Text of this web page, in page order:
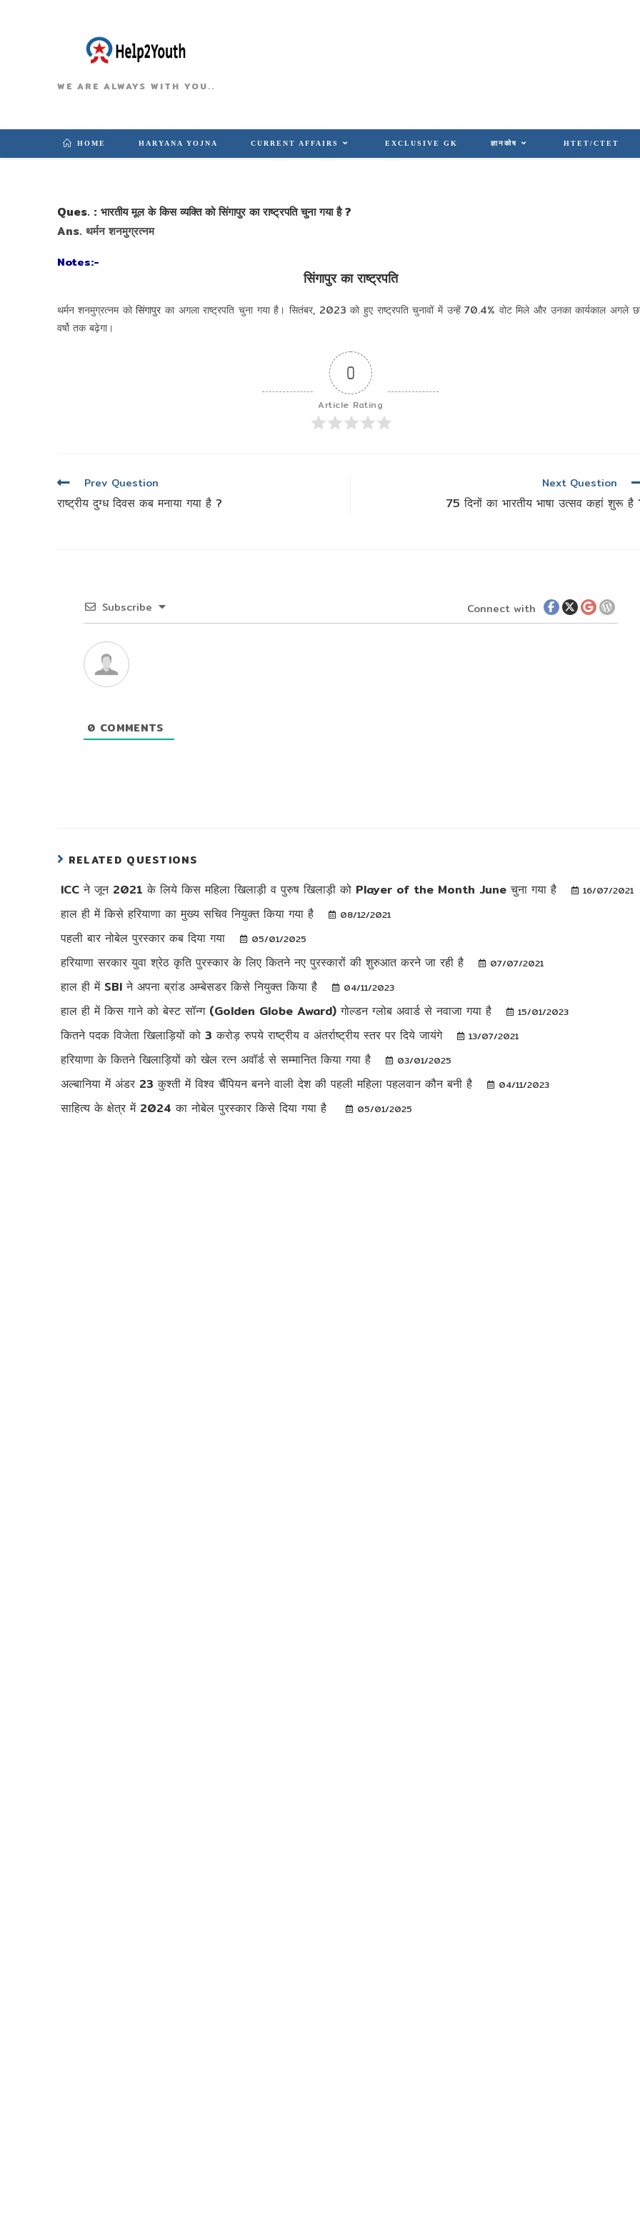
WE ARE ALWAYS WITH YOU..
HOME HARYANA YOJNA CURRENT AFFAIRS EXCLUSIVE GK ज्ञानकोष HTET/CTET
Ques. : भारतीय मूल के किस व्यक्ति को सिंगापुर का राष्ट्रपति चुना गया है ?
Ans. थर्मन शनमुग्रत्नम
Notes:-
सिंगापुर का राष्ट्रपति
थर्मन शनमुग्रत्नम कोसिंगापुरका अगला राष्ट्रपति चुना गया है। सितंबर, 2023 को हुए राष्ट्रपति चुनावों में उन्हें 70.4% वोट मिले और उनका कार्यकाल अगले
वर्षो तक बढ़ेगा।
0
Article Rating
पोस्ट
नेविगेशन
Prev Question
राष्ट्रीय दुग्ध दिवस कब मनाया गया है ?
Next Question
75 दिनों का भारतीय भाषा उत्सव कहां शुरू है
Subscribe Connect with
0 COMMENTS
RELATED QUESTIONS
ICC ने जून 2021 के लिये किस महिला खिलाड़ी व पुरुष खिलाड़ी को Player of the Month June चुना गया है 16/07/2021
हाल ही में किसे हरियाणा का मुख्य सचिव नियुक्त किया गया है 08/12/2021
पहली बार नोबेल पुरस्कार कब दिया गया 05/01/2025
हरियाणा सरकार युवा श्रेठ कृति पुरस्कार के लिए कितने नए पुरस्कारों की शुरुआत करने जा रही है 07/07/2021
हाल ही में SBI ने अपना ब्रांड अम्बेसडर किसे नियुक्त किया है 04/11/2023
हाल ही में किस गाने को बेस्ट सॉन्ग (Golden Globe Award) गोल्डन ग्लोब अवार्ड से नवाजा गया है 15/01/2023
कितने पदक विजेता खिलाड़ियों को 3 करोड़ रुपये राष्ट्रीय व अंतर्राष्ट्रीय स्तर पर दिये जायंगे 13/07/2021
हरियाणा के कितने खिलाड़ियों को खेल रत्न अवॉर्ड से सम्मानित किया गया है 03/01/2025
अल्बानिया में अंडर 23 कुश्ती में विश्व चैंपियन बनने वाली देश की पहली महिला पहलवान कौन बनी है 04/11/2023
साहित्य के क्षेत्र में 2024 का नोबेल पुरस्कार किसे दिया गया है 05/01/2025